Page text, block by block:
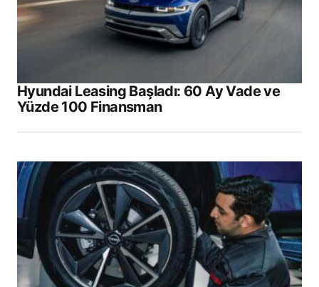
Hyundai Leasing Başladı: 60 Ay Vade ve
Yüzde 100 Finansman